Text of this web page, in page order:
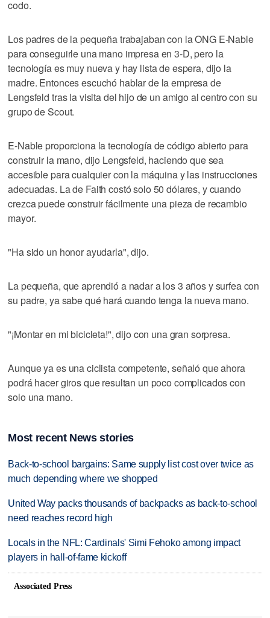
codo.
Los padres de la pequeña trabajaban con la ONG E-Nable
para conseguirle una mano impresa en 3-D, pero la
tecnología es muy nueva y hay lista de espera, dijo la
madre. Entonces escuchó hablar de la empresa de
Lengsfeld tras la visita del hijo de un amigo al centro con su
grupo de Scout.
E-Nable proporciona la tecnología de código abierto para
construir la mano, dijo Lengsfeld, haciendo que sea
accesible para cualquier con la máquina y las instrucciones
adecuadas. La de Faith costó solo 50 dólares, y cuando
crezca puede construir fácilmente una pieza de recambio
mayor.
"Ha sido un honor ayudarla", dijo.
La pequeña, que aprendió a nadar a los 3 años y surfea con
su padre, ya sabe qué hará cuando tenga la nueva mano.
"¡Montar en mi bicicleta!", dijo con una gran sorpresa.
Aunque ya es una ciclista competente, señaló que ahora
podrá hacer giros que resultan un poco complicados con
solo una mano.
Most recent News stories
Back-to-school bargains: Same supply list cost over twice as
much depending where we shopped
United Way packs thousands of backpacks as back-to-school
need reaches record high
Locals in the NFL: Cardinals' Simi Fehoko among impact
players in hall-of-fame kickoff
Associated Press